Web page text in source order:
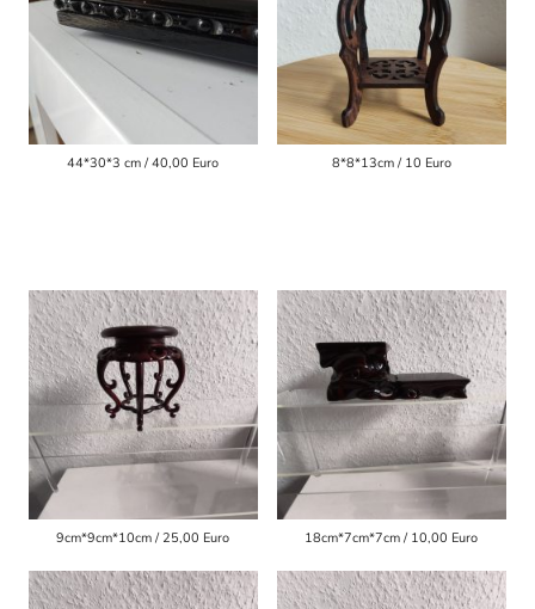
44*30*3 cm / 40,00 Euro 8*8*13cm / 10 Euro
9cm*9cm*10cm / 25,00 Euro 18cm*7cm*7cm / 10,00 Euro